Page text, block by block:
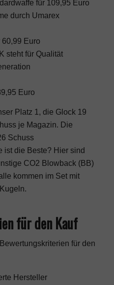
für 109,95 Euro
durch Umarex
Euro
steht für Qualität
Euro
Platz 1, die Glock 19
je Magazin. Die
Schuss
ist die Beste? Hier sind
CO2 Blowback (BB)
kommen im Set mit
für den Kauf
für den
Hersteller